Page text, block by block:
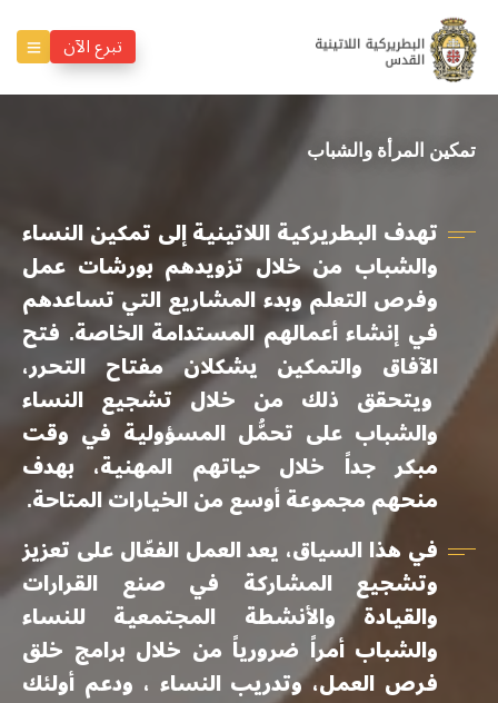
تبرع الآن
تمكين المرأة والشباب
تهدف البطريركية اللاتينية إلى تمكين النساء
والشباب من خلال تزويدهم بورشات عمل
وفرص التعلم وبدء المشاريع التي تساعدهم
في إنشاء أعمالهم المستدامة الخاصة. فتح
الآفاق والتمكين يشكلان مفتاح التحرر،
ويتحقق ذلك من خلال تشجيع النساء
والشباب على تحمُّل المسؤولية في وقت
مبكر جداً خلال حياتهم المهنية، بهدف
منحهم مجموعة أوسع من الخيارات المتاحة.
في هذا السياق، يعد العمل الفعّال على تعزيز
وتشجيع المشاركة في صنع القرارات
والقيادة والأنشطة المجتمعية للنساء
والشباب أمراً ضرورياً من خلال برامج خلق
فرص العمل، وتدريب النساء ، ودعم أولئك